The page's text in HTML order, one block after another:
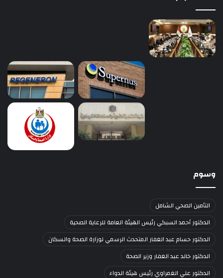
وسوم
التأمين الصحي الشامل
الدكتور أحمد السبكي رئيس الهيئة العامة للرعاية الصحية
الدكتور حسام عبد الغفار المتحدث الرسمي لوزارة الصحة والسكان
الدكتور خالد عبد الغفار وزير الصحة
الدكتور علي الغمراوي رئيس هيئة الدواء